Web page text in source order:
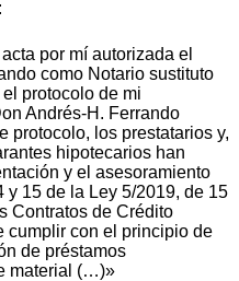
por mí autorizada el
como Notario sustituto
protocolo de mi
Andrés-H. Ferrando
protocolo, los prestatarios y,
hipotecarios han
y el asesoramiento
y 15 de la Ley 5/2019, de 15
Contratos de Crédito
cumplir con el principio de
de préstamos
material (…)»